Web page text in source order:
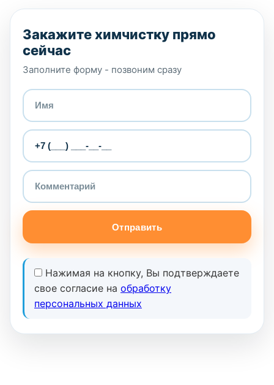
Закажите химчистку прямо
сейчас
Заполните форму - позвоним сразу
Отправить
Нажимая на кнопку, Вы подтверждаете
свое согласие на обработку
персональных данных